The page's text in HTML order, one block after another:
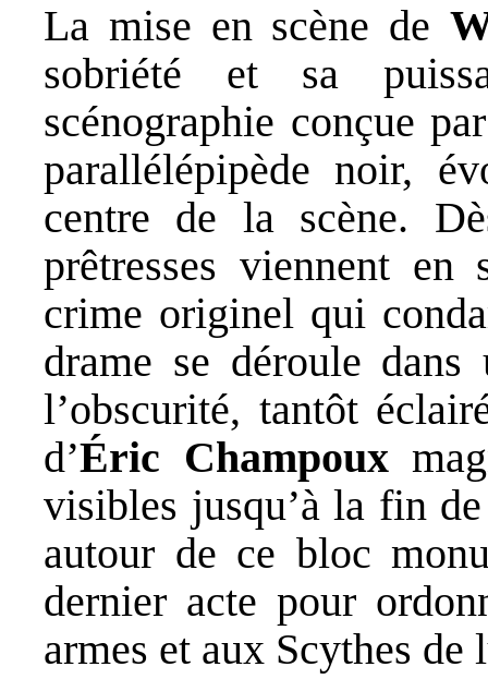
La mise en scène de
sobriété et sa
scénographie conçue
parallélépipède noir,
centre de la scène.
prêtresses viennent
crime originel qui
drame se déroule dans
l’obscurité, tantôt
d’Éric Champoux
visibles jusqu’à la fin
autour de ce bloc
dernier acte pour
armes et aux Scythes de